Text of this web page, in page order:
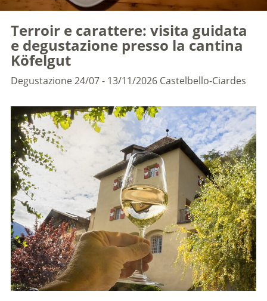
Terroir e carattere: visita guidata
e degustazione presso la cantina
Köfelgut
Degustazione24/07 - 13/11/2026 Castelbello-Ciardes